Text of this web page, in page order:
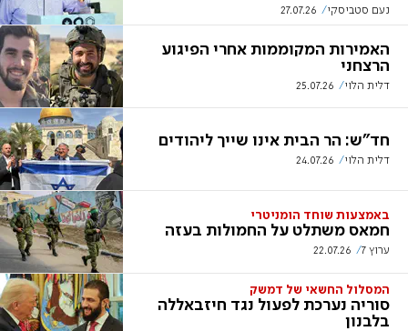
נעם סטביסקי 27.07.26
האמירות המקוממות אחרי הפיגוע
הרצחני
דלית הלוי 25.07.26
חד"ש: הר הבית אינו שייך ליהודים
דלית הלוי 24.07.26
באמצעות שוחד הומניטרי
חמאס משתלט על החמולות בעזה
ערוץ 7 22.07.26
המסלול החשאי של דמשק
סוריה נערכת לפעול נגד חיזבאללה
בלבנון